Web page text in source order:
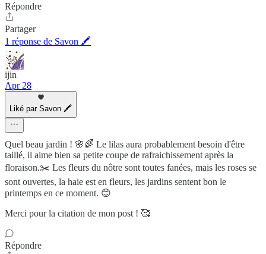
Répondre
Partager
1 réponse de Savon 🖍
ijin
Apr 28
Liké par Savon 🖍
Quel beau jardin ! 🌸🌈 Le lilas aura probablement besoin d'être
taillé, il aime bien sa petite coupe de rafraichissement après la
floraison.✂️ Les fleurs du nôtre sont toutes fanées, mais les roses se
sont ouvertes, la haie est en fleurs, les jardins sentent bon le
printemps en ce moment. 😊
Merci pour la citation de mon post ! 🥰
Répondre